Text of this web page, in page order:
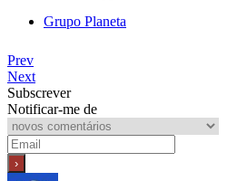
Grupo Planeta
Prev
Next
Subscrever
Notificar-me de